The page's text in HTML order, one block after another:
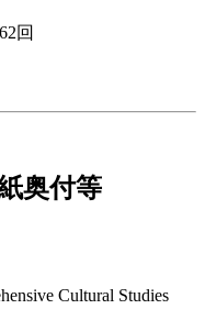
回
奥付等
Cultural Studies